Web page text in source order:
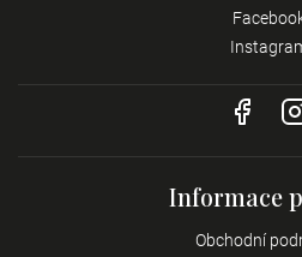
Informace
Obchodní